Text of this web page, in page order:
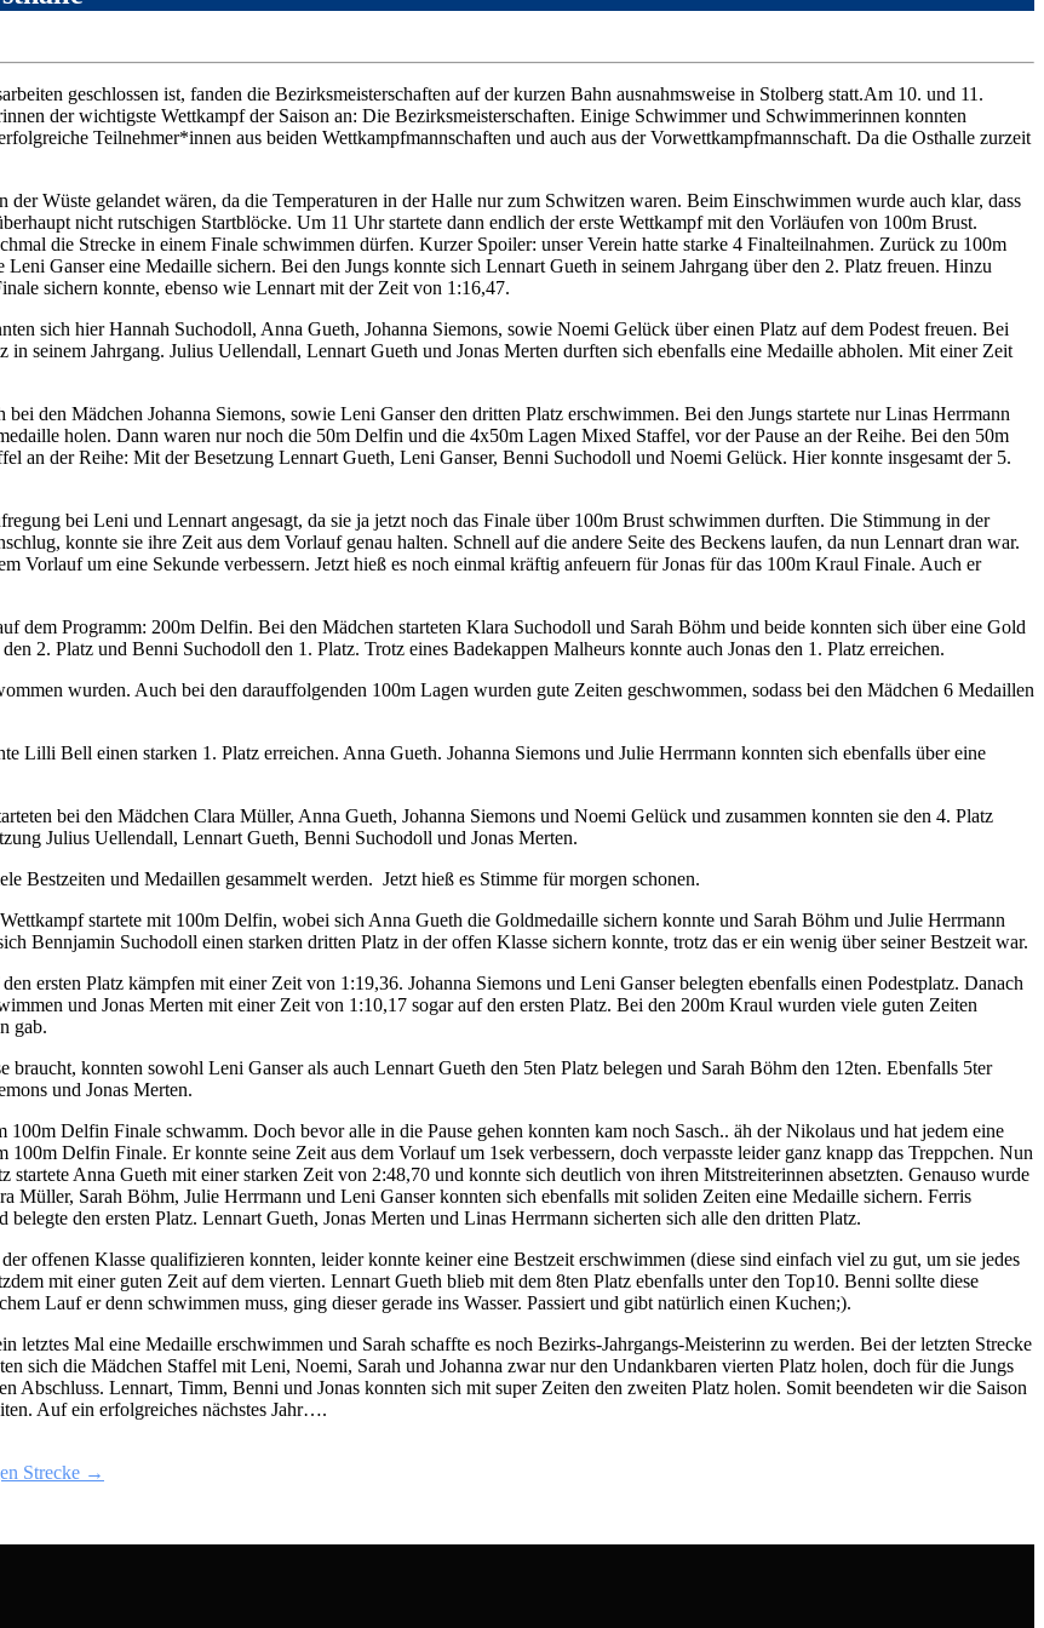
geschlossen ist, fanden die Bezirksmeisterschaften auf der kurzen Bahn ausnahmsweise in Stolberg statt.Am 10. und 11.
der wichtigste Wettkampf der Saison an: Die Bezirksmeisterschaften. Einige Schwimmer und Schwimmerinnen konnten
Teilnehmer*innen aus beiden Wettkampfmannschaften und auch aus der Vorwettkampfmannschaft. Da die Osthalle zurzeit
Wüste gelandet wären, da die Temperaturen in der Halle nur zum Schwitzen waren. Beim Einschwimmen wurde auch klar, dass
nicht rutschigen Startblöcke. Um 11 Uhr startete dann endlich der erste Wettkampf mit den Vorläufen von 100m Brust.
die Strecke in einem Finale schwimmen dürfen. Kurzer Spoiler: unser Verein hatte starke 4 Finalteilnahmen. Zurück zu 100m
Ganser eine Medaille sichern. Bei den Jungs konnte sich Lennart Gueth in seinem Jahrgang über den 2. Platz freuen. Hinzu
sichern konnte, ebenso wie Lennart mit der Zeit von 1:16,47.
sich hier Hannah Suchodoll, Anna Gueth, Johanna Siemons, sowie Noemi Gelück über einen Platz auf dem Podest freuen. Bei
in seinem Jahrgang. Julius Uellendall, Lennart Gueth und Jonas Merten durften sich ebenfalls eine Medaille abholen. Mit einer Zeit
den Mädchen Johanna Siemons, sowie Leni Ganser den dritten Platz erschwimmen. Bei den Jungs startete nur Linas Herrmann
holen. Dann waren nur noch die 50m Delfin und die 4x50m Lagen Mixed Staffel, vor der Pause an der Reihe. Bei den 50m
an der Reihe: Mit der Besetzung Lennart Gueth, Leni Ganser, Benni Suchodoll und Noemi Gelück. Hier konnte insgesamt der 5.
bei Leni und Lennart angesagt, da sie ja jetzt noch das Finale über 100m Brust schwimmen durften. Die Stimmung in der
konnte sie ihre Zeit aus dem Vorlauf genau halten. Schnell auf die andere Seite des Beckens laufen, da nun Lennart dran war.
Vorlauf um eine Sekunde verbessern. Jetzt hieß es noch einmal kräftig anfeuern für Jonas für das 100m Kraul Finale. Auch er
dem Programm: 200m Delfin. Bei den Mädchen starteten Klara Suchodoll und Sarah Böhm und beide konnten sich über eine Gold
2. Platz und Benni Suchodoll den 1. Platz. Trotz eines Badekappen Malheurs konnte auch Jonas den 1. Platz erreichen.
wurden. Auch bei den darauffolgenden 100m Lagen wurden gute Zeiten geschwommen, sodass bei den Mädchen 6 Medaillen
Lilli Bell einen starken 1. Platz erreichen. Anna Gueth. Johanna Siemons und Julie Herrmann konnten sich ebenfalls über eine
bei den Mädchen Clara Müller, Anna Gueth, Johanna Siemons und Noemi Gelück und zusammen konnten sie den 4. Platz
Julius Uellendall, Lennart Gueth, Benni Suchodoll und Jonas Merten.
Bestzeiten und Medaillen gesammelt werden. Jetzt hieß es Stimme für morgen schonen.
startete mit 100m Delfin, wobei sich Anna Gueth die Goldmedaille sichern konnte und Sarah Böhm und Julie Herrmann
Bennjamin Suchodoll einen starken dritten Platz in der offen Klasse sichern konnte, trotz das er ein wenig über seiner Bestzeit war.
ersten Platz kämpfen mit einer Zeit von 1:19,36. Johanna Siemons und Leni Ganser belegten ebenfalls einen Podestplatz. Danach
und Jonas Merten mit einer Zeit von 1:10,17 sogar auf den ersten Platz. Bei den 200m Kraul wurden viele guten Zeiten
gab.
konnten sowohl Leni Ganser als auch Lennart Gueth den 5ten Platz belegen und Sarah Böhm den 12ten. Ebenfalls 5ter
und Jonas Merten.
Delfin Finale schwamm. Doch bevor alle in die Pause gehen konnten kam noch Sasch.. äh der Nikolaus und hat jedem eine
Delfin Finale. Er konnte seine Zeit aus dem Vorlauf um 1sek verbessern, doch verpasste leider ganz knapp das Treppchen. Nun
startete Anna Gueth mit einer starken Zeit von 2:48,70 und konnte sich deutlich von ihren Mitstreiterinnen absetzten. Genauso wurde
Müller, Sarah Böhm, Julie Herrmann und Leni Ganser konnten sich ebenfalls mit soliden Zeiten eine Medaille sichern. Ferris
den ersten Platz. Lennart Gueth, Jonas Merten und Linas Herrmann sicherten sich alle den dritten Platz.
offenen Klasse qualifizieren konnten, leider konnte keiner eine Bestzeit erschwimmen (diese sind einfach viel zu gut, um sie jedes
mit einer guten Zeit auf dem vierten. Lennart Gueth blieb mit dem 8ten Platz ebenfalls unter den Top10. Benni sollte diese
Lauf er denn schwimmen muss, ging dieser gerade ins Wasser. Passiert und gibt natürlich einen Kuchen;).
letztes Mal eine Medaille erschwimmen und Sarah schaffte es noch Bezirks-Jahrgangs-Meisterinn zu werden. Bei der letzten Strecke
sich die Mädchen Staffel mit Leni, Noemi, Sarah und Johanna zwar nur den Undankbaren vierten Platz holen, doch für die Jungs
Abschluss. Lennart, Timm, Benni und Jonas konnten sich mit super Zeiten den zweiten Platz holen. Somit beendeten wir die Saison
Auf ein erfolgreiches nächstes Jahr….
Strecke →